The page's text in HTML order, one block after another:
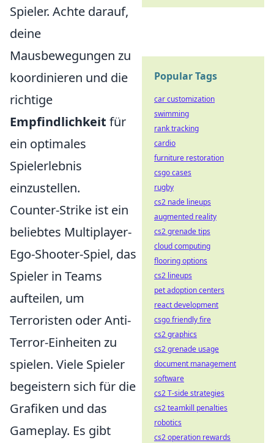
Spieler. Achte darauf,
deine
Mausbewegungen zu
koordinieren und die
richtige
Empfindlichkeit für
ein optimales
Spielerlebnis
einzustellen.
Counter-Strike ist ein
beliebtes Multiplayer-
Ego-Shooter-Spiel, das
Spieler in Teams
aufteilen, um
Terroristen oder Anti-
Terror-Einheiten zu
spielen. Viele Spieler
begeistern sich für die
Grafiken und das
Gameplay. Es gibt
Popular Tags
car customization
swimming
rank tracking
cardio
furniture restoration
csgo cases
rugby
cs2 nade lineups
augmented reality
cs2 grenade tips
cloud computing
flooring options
cs2 lineups
pet adoption centers
react development
csgo friendly fire
cs2 graphics
cs2 grenade usage
document management
software
cs2 T-side strategies
cs2 teamkill penalties
robotics
cs2 operation rewards